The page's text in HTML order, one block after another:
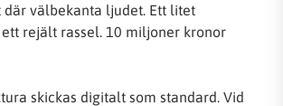
där välbekanta ljudet. Ett litet
rejält rassel. 10 miljoner kronor
skickas digitalt som standard. Vid